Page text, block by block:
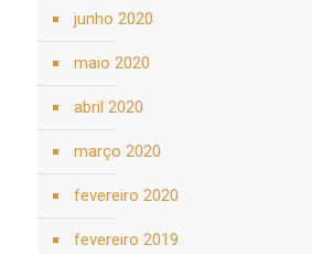
junho 2020
maio 2020
abril 2020
março 2020
fevereiro 2020
fevereiro 2019